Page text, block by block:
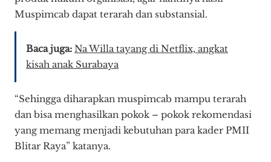
Muspimcab dapat terarah dan substansial.
Baca juga: Na Willa tayang di Netflix, angkat
kisah anak Surabaya
“Sehingga diharapkan muspimcab mampu terarah
dan bisa menghasilkan pokok – pokok rekomendasi
yang memang menjadi kebutuhan para kader PMII
Blitar Raya” katanya.